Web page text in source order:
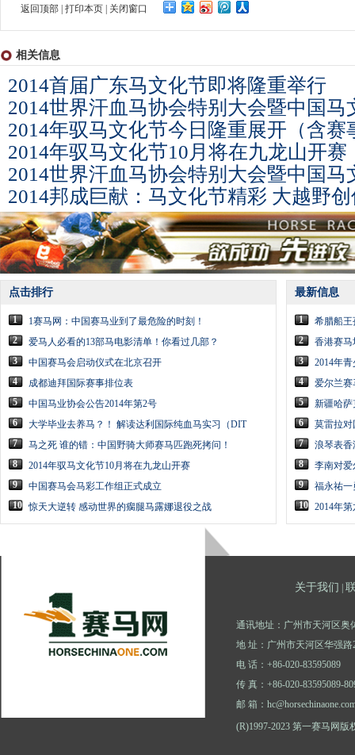
返回顶部 打印本页 关闭窗口
相关信息
2014首届广东马文化节即将隆重举行
2014世界汗血马协会特别大会暨中国马
2014年驭马文化节今日隆重展开（含赛
2014年驭马文化节10月将在九龙山开赛
2014世界汗血马协会特别大会暨中国马
2014邦成巨献：马文化节精彩 大越野
点击排行
1
1赛马网：中国赛马业到了最危险的时刻！
2
爱马人必看的13部马电影清单！你看过几部？
3
中国赛马会启动仪式在北京召开
4
成都迪拜国际赛事排位表
5
中国马业协会公告2014年第2号
6
大学毕业去养马？！ 解读达利国际纯血马实习（DIT
7
马之死 谁的错：中国野骑大师赛马匹跑死拷问！
8
2014年驭马文化节10月将在九龙山开赛
9
中国赛马会马彩工作组正式成立
10 惊天大逆转 感动世界的瘸腿马露娜退役之战
最新信息
1
希腊船王
2
香港赛马
3
2014年
4
爱尔兰赛
5
新疆哈萨
6
莫雷拉对
7
浪琴表香
8
李南对爱
9
福永祐一
10 2014年
关于我们
通讯地址：广州市天河区奥
地 址：广州市天河区华强路
电 话：+86-020-83595089
传 真：+86-020-83595089-
邮 箱：
(R)1997-2023 第一赛马网版